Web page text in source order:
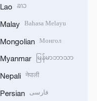
Lao ລາວ
Malay Bahasa Melayu
Mongolian Монгол
Myanmar မြန်မာဘာသာ
Nepali नेपाली
Persian فارسی